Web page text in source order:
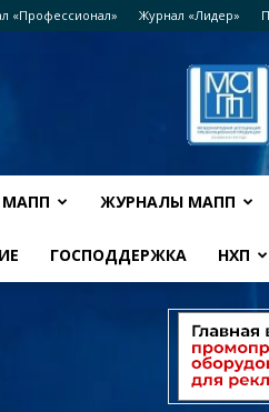
«Профессионал» Журнал «Лидер»
ЖУРНАЛЫ МАПП
ГОСПОДДЕРЖКА НХП